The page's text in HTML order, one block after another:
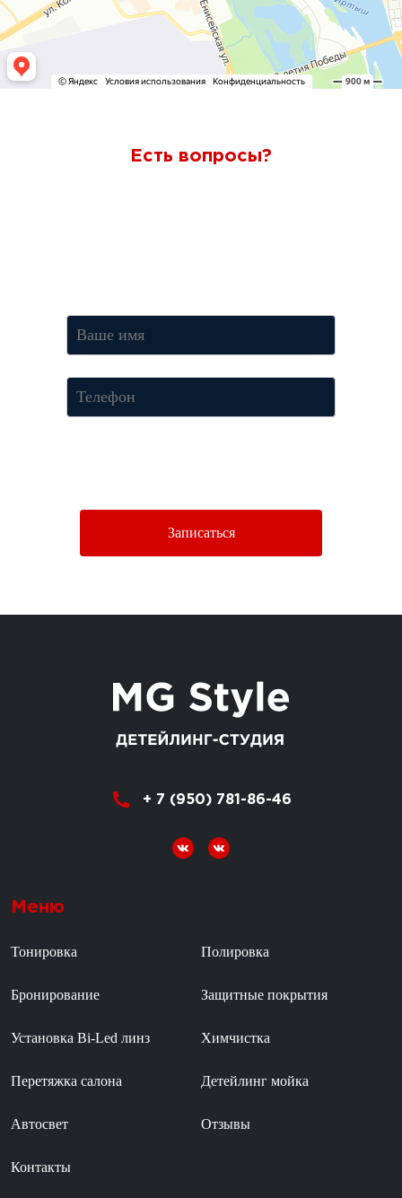
Есть вопросы?
Записаться
+ 7 (950) 781-86-46
Меню
Тонировка Полировка
Бронирование Защитные покрытия
Установка Bi-Led линз Химчистка
Перетяжка салона Детейлинг мойка
Автосвет Отзывы
Контакты